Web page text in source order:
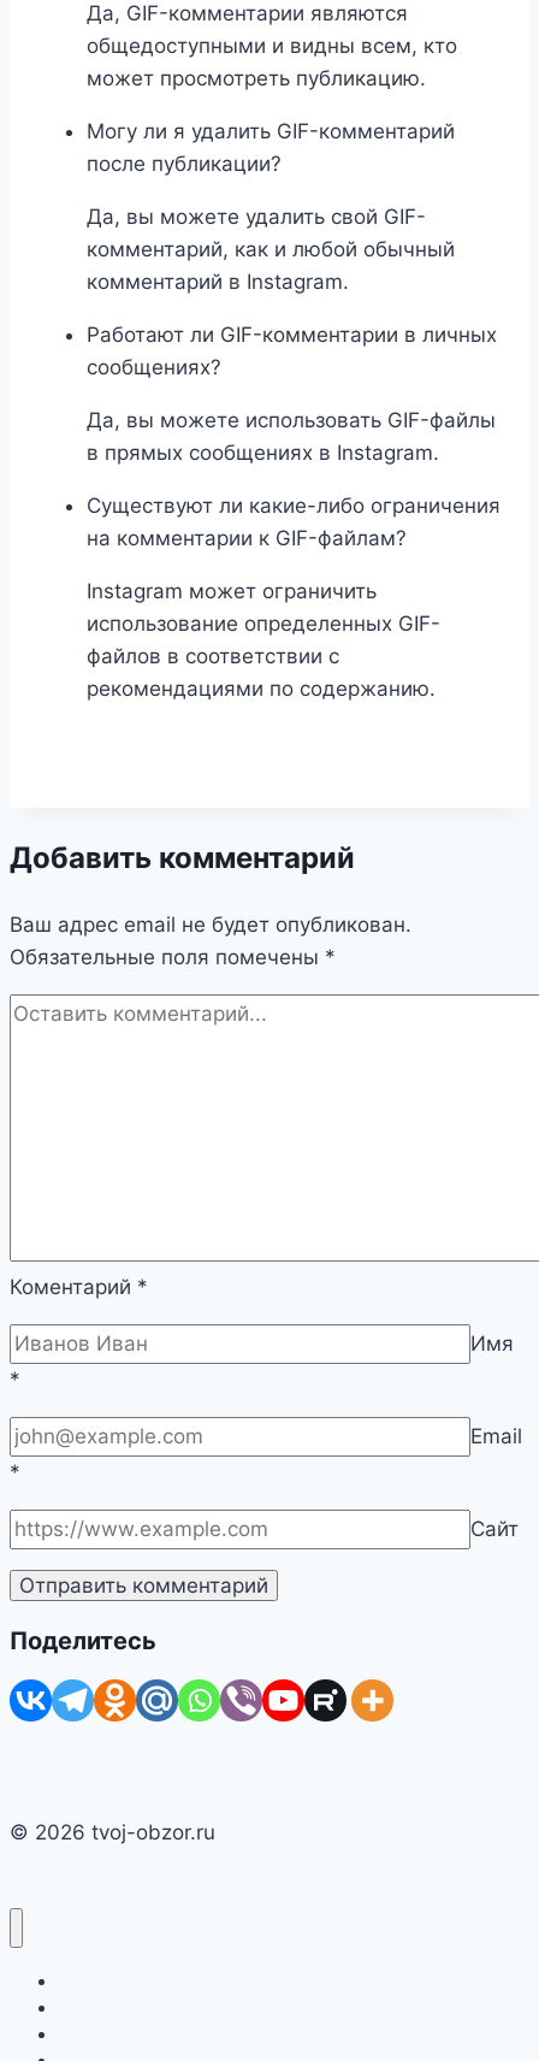
Да, GIF-комментарии являются
общедоступными и видны всем, кто
может просмотреть публикацию.
Могу ли я удалить GIF-комментарий
после публикации?
Да, вы можете удалить свой GIF-
комментарий, как и любой обычный
комментарий в Instagram.
Работают ли GIF-комментарии в личных
сообщениях?
Да, вы можете использовать GIF-файлы
в прямых сообщениях в Instagram.
Существуют ли какие-либо ограничения
на комментарии к GIF-файлам?
Instagram может ограничить
использование определенных GIF-
файлов в соответствии с
рекомендациями по содержанию.
Добавить комментарий
Ваш адрес email не будет опубликован.
Обязательные поля помечены *
Коментарий *
Имя
*
Email
*
Сайт
Поделитесь
© 2026 tvoj-obzor.ru